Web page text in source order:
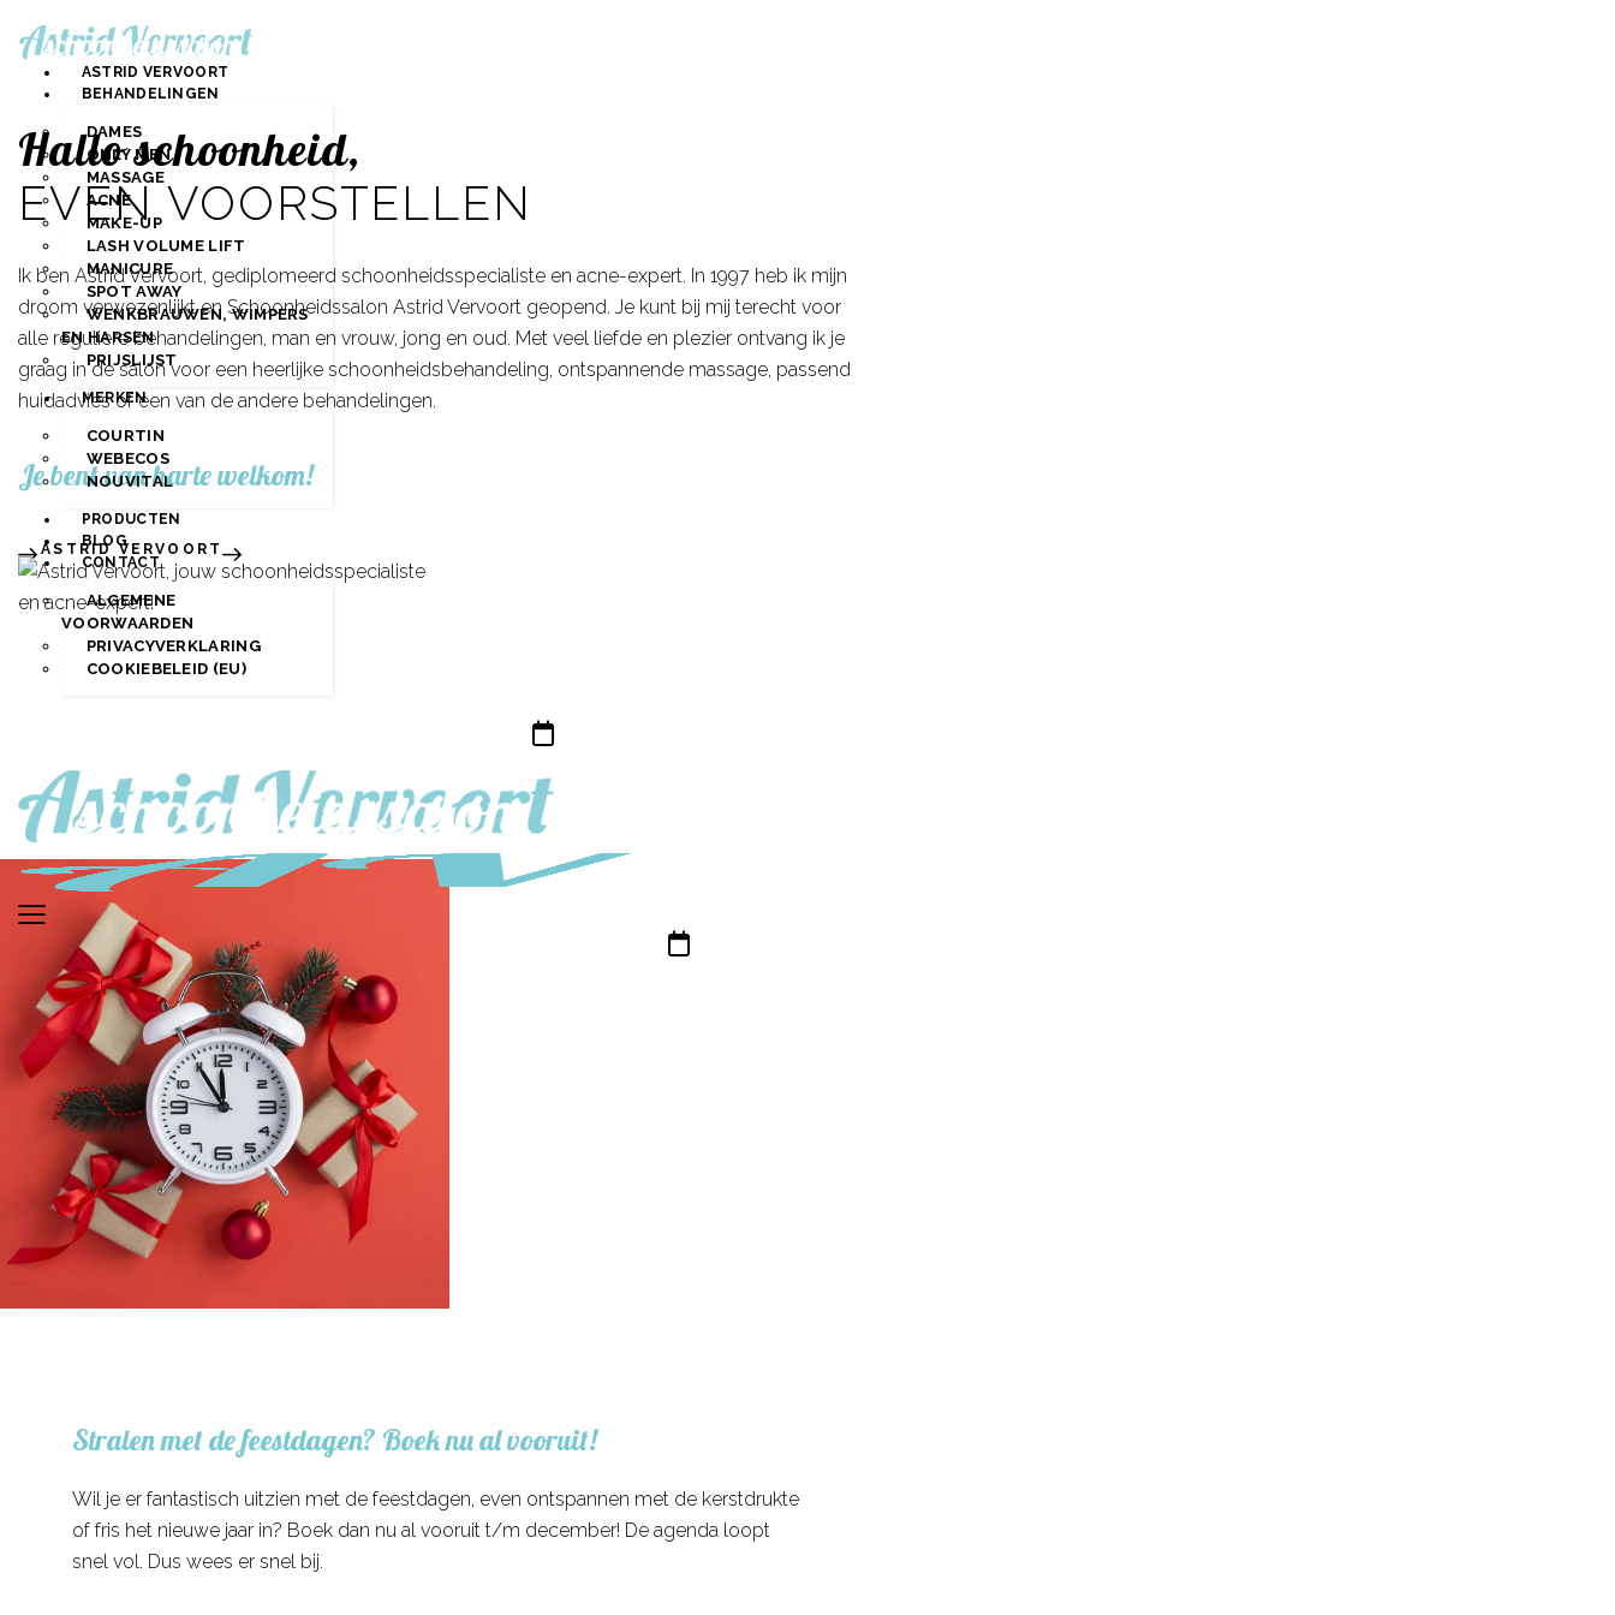
ASTRID VERVOORT
BEHANDELINGEN
DAMES
ONLY MEN
MASSAGE
ACNE
MAKE-UP
LASH VOLUME LIFT
MANICURE
SPOT AWAY
WENKBRAUWEN, WIMPERS
EN HARSEN
PRIJSLIJST
MERKEN
COURTIN
WEBECOS
NOUVITAL
PRODUCTEN
BLOG
CONTACT
ALGEMENE
VOORWAARDEN
PRIVACYVERKLARING
COOKIEBELEID (EU)
Hallo schoonheid,
EVEN VOORSTELLEN
Ik ben Astrid Vervoort, gediplomeerd schoonheids­specialiste en acne-expert. In 1997 heb ik mijn
droom verwezenlijkt en Schoonheidssalon Astrid Vervoort geopend. Je kunt bij mij terecht voor
alle reguliere behandelingen, man en vrouw, jong en oud. Met veel liefde en plezier ontvang ik je
graag in de salon voor een heerlijke schoonheids­behandeling, ontspannende massage, passend
huidadvies of een van de andere behandelingen.
Je bent van harte welkom!
ASTRID VERVOORT
Stralen met de feestdagen? Boek nu al vooruit!
Wil je er fantastisch uitzien met de feestdagen, even ontspannen met de kerstdrukte
of fris het nieuwe jaar in? Boek dan nu al voor­uit t/m decem­ber! De agen­da loopt
snel vol. Dus wees er snel bij.